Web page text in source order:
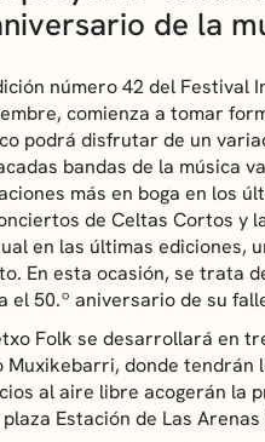
de la
número 42 del Festival
comienza a tomar
podrá disfrutar de un
bandas de la música
más en boga en los
de Celtas Cortos y
en las últimas ediciones,
En esta ocasión, se trata
el 50.º aniversario de su
Folk se desarrollará en
Muxikebarri, donde tendrán
al aire libre acogerán la
Estación de Las